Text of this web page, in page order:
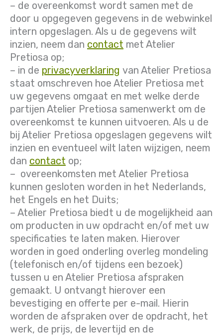
– de overeenkomst wordt samen met de
door u opgegeven gegevens in de webwinkel
intern opgeslagen. Als u de gegevens wilt
inzien, neem dan contact met Atelier
Pretiosa op;
– in de privacyverklaring van Atelier Pretiosa
staat omschreven hoe Atelier Pretiosa met
uw gegevens omgaat en met welke derde
partijen Atelier Pretiosa samenwerkt om de
overeenkomst te kunnen uitvoeren. Als u de
bij Atelier Pretiosa opgeslagen gegevens wilt
inzien en eventueel wilt laten wijzigen, neem
dan contact op;
– overeenkomsten met Atelier Pretiosa
kunnen gesloten worden in het Nederlands,
het Engels en het Duits;
– Atelier Pretiosa biedt u de mogelijkheid aan
om producten in uw opdracht en/of met uw
specificaties te laten maken. Hierover
worden in goed onderling overleg mondeling
(telefonisch en/of tijdens een bezoek)
tussen u en Atelier Pretiosa afspraken
gemaakt. U ontvangt hierover een
bevestiging en offerte per e-mail. Hierin
worden de afspraken over de opdracht, het
werk, de prijs, de levertijd en de